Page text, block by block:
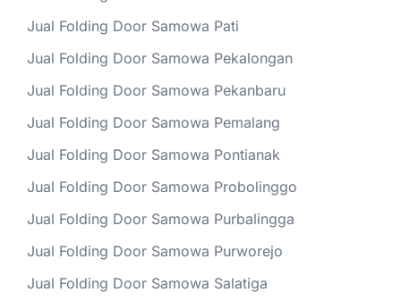
Jual Folding Door Samowa Pati
Jual Folding Door Samowa Pekalongan
Jual Folding Door Samowa Pekanbaru
Jual Folding Door Samowa Pemalang
Jual Folding Door Samowa Pontianak
Jual Folding Door Samowa Probolinggo
Jual Folding Door Samowa Purbalingga
Jual Folding Door Samowa Purworejo
Jual Folding Door Samowa Salatiga